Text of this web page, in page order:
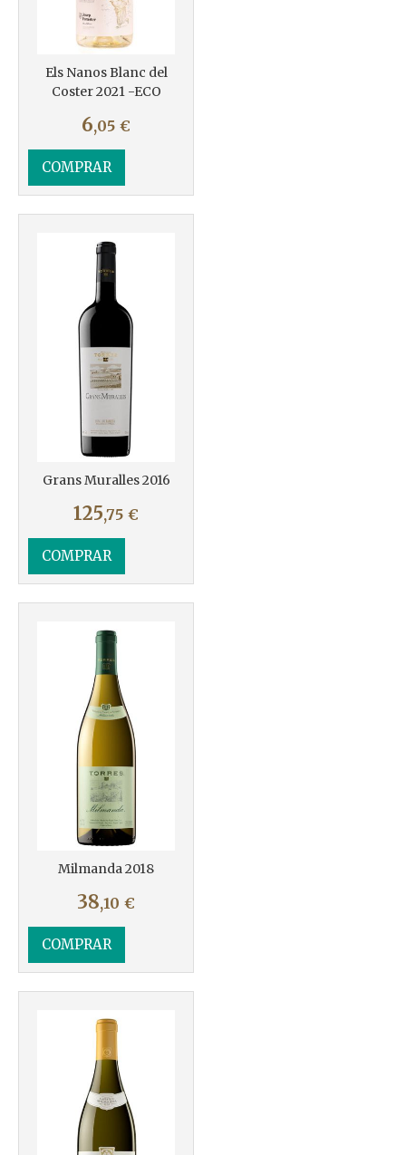
Els Nanos Blanc del
Coster 2021 -ECO
6,05 €
COMPRAR
Grans Muralles 2016
125,75 €
COMPRAR
Milmanda 2018
38,10 €
COMPRAR
Más info